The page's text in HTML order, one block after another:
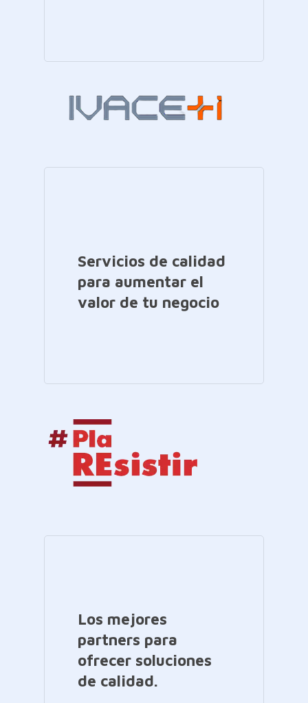
Servicios de calidad
para aumentar el
valor de tu negocio
Los mejores
partners para
ofrecer soluciones
de calidad.